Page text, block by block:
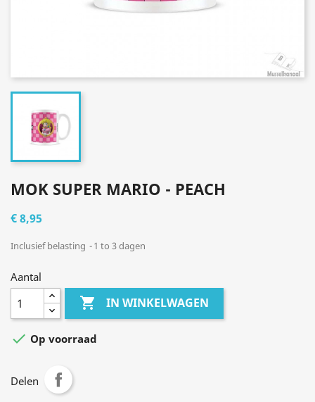
MOK SUPER MARIO - PEACH
€ 8,95
Inclusief belasting 1 to 3 dagen
Aantal
 IN WINKELWAGEN
 Op voorraad
Delen